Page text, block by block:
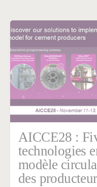
AICCE28 :
technologies
modèle
des